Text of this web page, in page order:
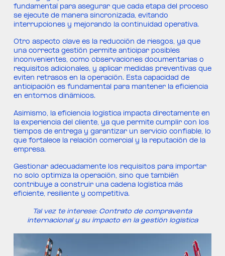
fundamental para asegurar que cada etapa del proceso
se ejecute de manera sincronizada, evitando
interrupciones y mejorando la continuidad operativa.
Otro aspecto clave es la reducción de riesgos, ya que
una correcta gestión permite anticipar posibles
inconvenientes, como observaciones documentarias o
requisitos adicionales, y aplicar medidas preventivas que
eviten retrasos en la operación. Esta capacidad de
anticipación es fundamental para mantener la eficiencia
en entornos dinámicos.
Asimismo, la eficiencia logística impacta directamente en
la experiencia del cliente, ya que permite cumplir con los
tiempos de entrega y garantizar un servicio confiable, lo
que fortalece la relación comercial y la reputación de la
empresa.
Gestionar adecuadamente los requisitos para importar
no solo optimiza la operación, sino que también
contribuye a construir una cadena logística más
eficiente, resiliente y competitiva.
Tal vez te interese: Contrato de compraventa
internacional y su impacto en la gestión logística